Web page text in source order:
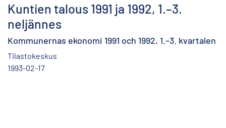
Kuntien talous 1991 ja 1992, 1.–3.
neljännes
Kommunernas ekonomi 1991 och 1992, 1.–3. kvartalen
Tilastokeskus
1993-02-17